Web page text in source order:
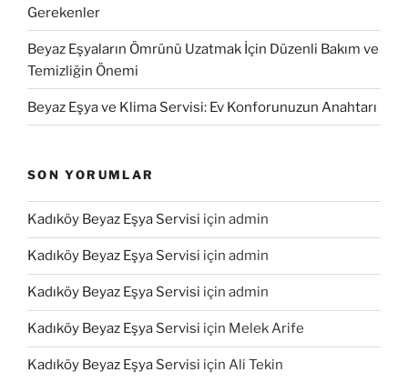
Gerekenler
Beyaz Eşyaların Ömrünü Uzatmak İçin Düzenli Bakım ve
Temizliğin Önemi
Beyaz Eşya ve Klima Servisi: Ev Konforunuzun Anahtarı
SON YORUMLAR
Kadıköy Beyaz Eşya Servisi için admin
Kadıköy Beyaz Eşya Servisi için admin
Kadıköy Beyaz Eşya Servisi için admin
Kadıköy Beyaz Eşya Servisi için Melek Arife
Kadıköy Beyaz Eşya Servisi için Ali Tekin